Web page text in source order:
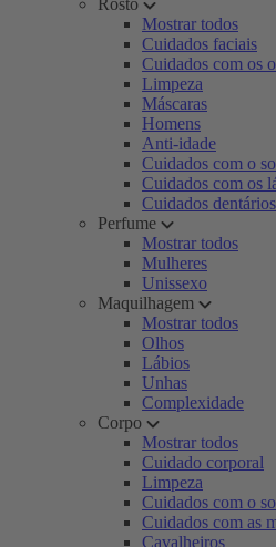
Rosto
Mostrar todos
Cuidados faciais
Cuidados com os
Limpeza
Máscaras
Homens
Anti-idade
Cuidados com o
Cuidados com os
Cuidados dentários
Perfume
Mostrar todos
Mulheres
Unissexo
Maquilhagem
Mostrar todos
Olhos
Lábios
Unhas
Complexidade
Corpo
Mostrar todos
Cuidado corporal
Limpeza
Cuidados com o
Cuidados com as
Cavalheiros